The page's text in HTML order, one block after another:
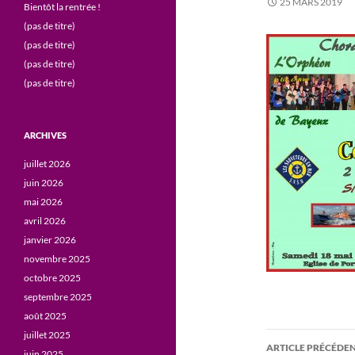
ARTICLE
Bientôt la rentrée !
(pas de titre)
(pas de titre)
(pas de titre)
(pas de titre)
ARCHIVES
juillet 2026
juin 2026
mai 2026
avril 2026
janvier 2026
novembre 2025
octobre 2025
septembre 2025
août 2025
juillet 2025